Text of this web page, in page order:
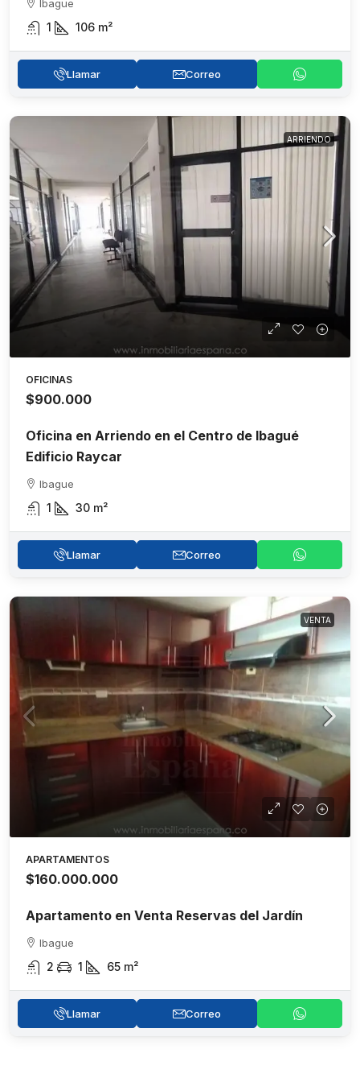
Ibague
1 106 m²
Llamar Correo
ARRIENDO
OFICINAS
$900.000
Oficina en Arriendo en el Centro de Ibagué
Edificio Raycar
Ibague
1 30 m²
Llamar Correo
VENTA
APARTAMENTOS
$160.000.000
Apartamento en Venta Reservas del Jardín
Ibague
2 1 65 m²
Llamar Correo